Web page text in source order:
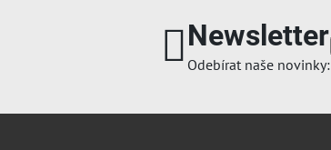
Newsletter
Odebírat naše novinky: